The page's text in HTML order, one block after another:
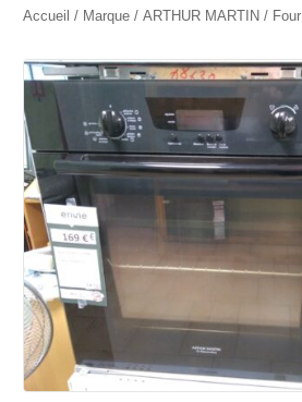
Accueil / Marque /ARTHUR MARTIN / Four